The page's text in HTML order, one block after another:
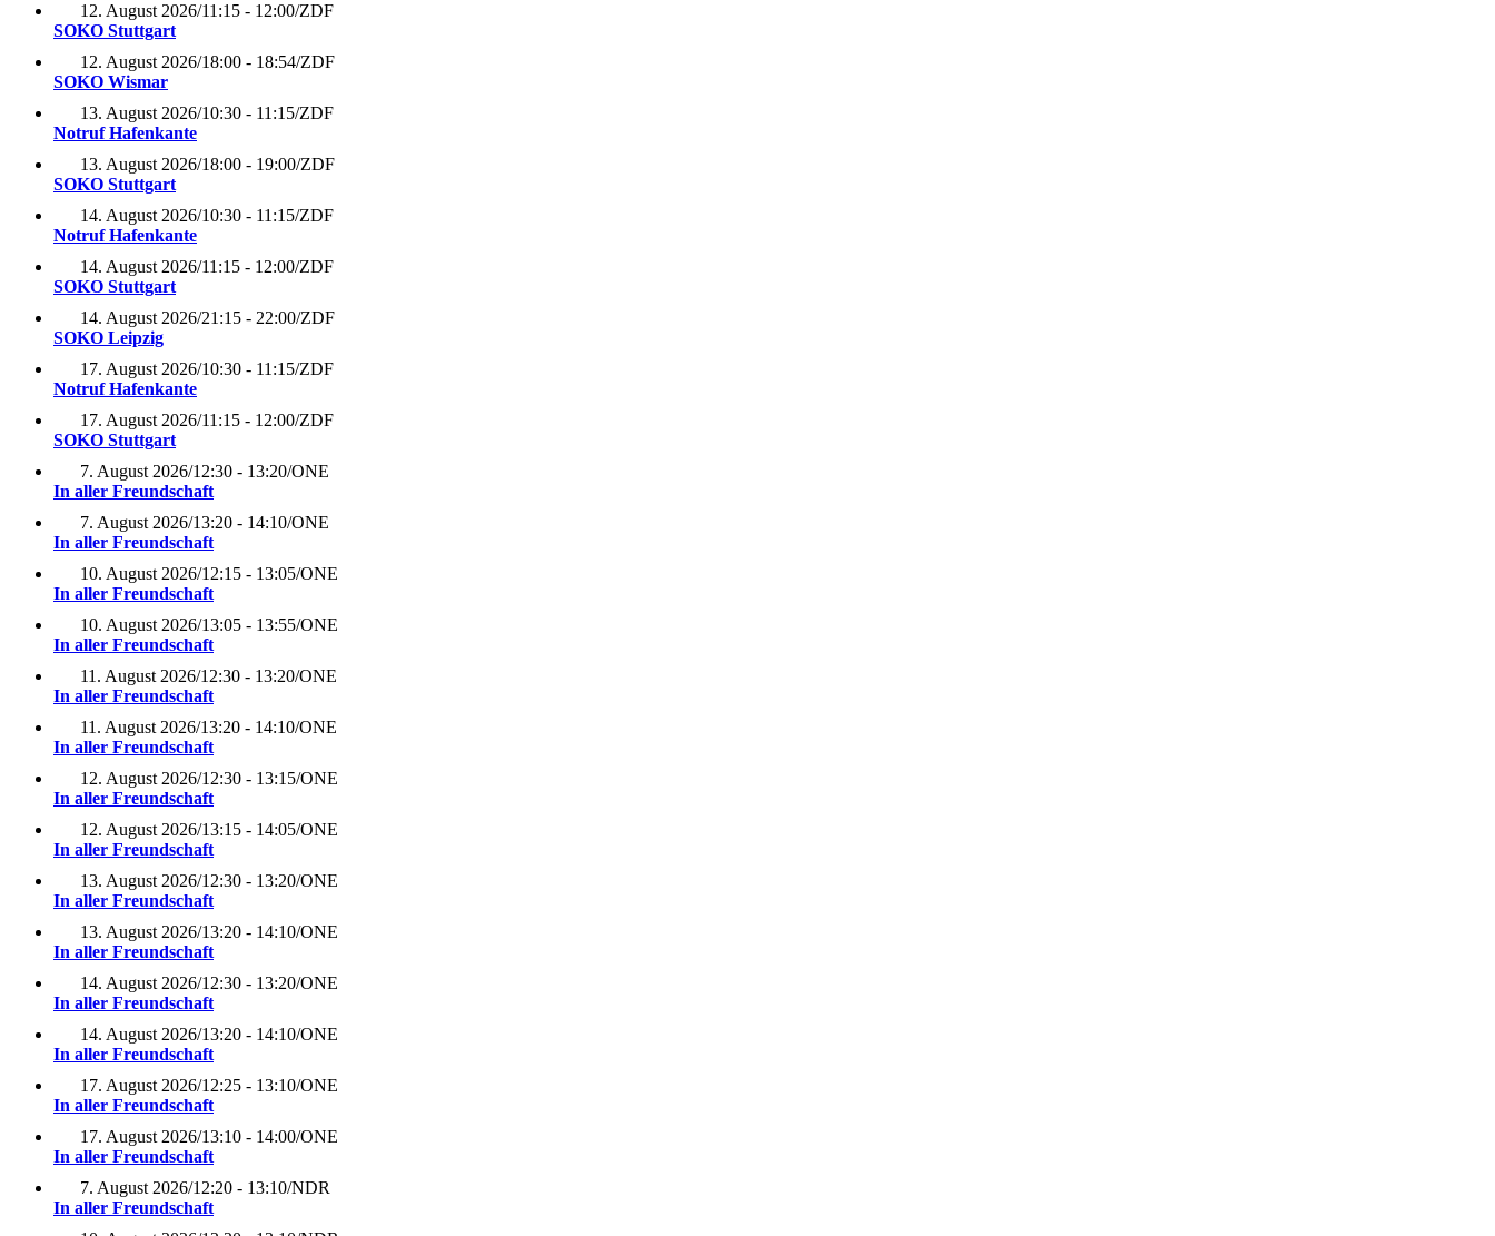
12. August 2026/11:15 - 12:00/ZDF
SOKO Stuttgart
12. August 2026/18:00 - 18:54/ZDF
SOKO Wismar
13. August 2026/10:30 - 11:15/ZDF
Notruf Hafenkante
13. August 2026/18:00 - 19:00/ZDF
SOKO Stuttgart
14. August 2026/10:30 - 11:15/ZDF
Notruf Hafenkante
14. August 2026/11:15 - 12:00/ZDF
SOKO Stuttgart
14. August 2026/21:15 - 22:00/ZDF
SOKO Leipzig
17. August 2026/10:30 - 11:15/ZDF
Notruf Hafenkante
17. August 2026/11:15 - 12:00/ZDF
SOKO Stuttgart
7. August 2026/12:30 - 13:20/ONE
In aller Freundschaft
7. August 2026/13:20 - 14:10/ONE
In aller Freundschaft
10. August 2026/12:15 - 13:05/ONE
In aller Freundschaft
10. August 2026/13:05 - 13:55/ONE
In aller Freundschaft
11. August 2026/12:30 - 13:20/ONE
In aller Freundschaft
11. August 2026/13:20 - 14:10/ONE
In aller Freundschaft
12. August 2026/12:30 - 13:15/ONE
In aller Freundschaft
12. August 2026/13:15 - 14:05/ONE
In aller Freundschaft
13. August 2026/12:30 - 13:20/ONE
In aller Freundschaft
13. August 2026/13:20 - 14:10/ONE
In aller Freundschaft
14. August 2026/12:30 - 13:20/ONE
In aller Freundschaft
14. August 2026/13:20 - 14:10/ONE
In aller Freundschaft
17. August 2026/12:25 - 13:10/ONE
In aller Freundschaft
17. August 2026/13:10 - 14:00/ONE
In aller Freundschaft
7. August 2026/12:20 - 13:10/NDR
In aller Freundschaft